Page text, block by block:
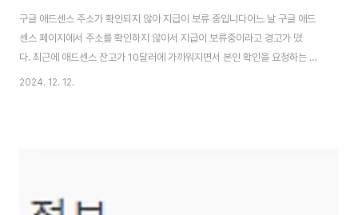
구글 애드센스 주소가 확인되지 않아 지급이 보류 중입니다어느 날 구글 애드
센스 페이지에서 주소를 확인하지 않아서 지급이 보류중이라고 경고가 떴
다. 최근에 애드센스 잔고가 10달러에 가까워지면서 본인 확인을 요청하는 듯
하다. 원래는 이 블로duplicat.kr 구글 애드센스 PIN 다시 보내기구글 애드센
2024. 12. 12.